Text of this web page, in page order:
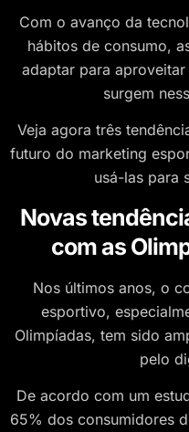
Com o avanço da
hábitos de consumo,
adaptar para
surgem
Veja agora três
futuro do marketing
usá-las para
Novas
com as
Nos últimos anos, o
esportivo,
Olimpíadas, tem sido
pelo
De acordo com um
65% dos consumidores